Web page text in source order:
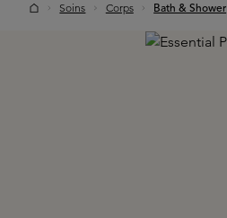
Soins Corps Bath & Shower